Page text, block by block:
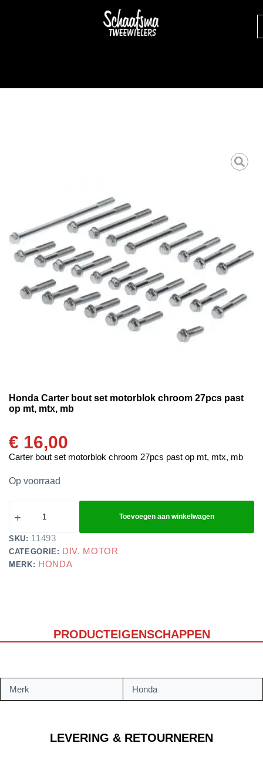
Honda Carter bout set motorblok chroom 27pcs past
op mt, mtx, mb
€ 16,00
Carter bout set motorblok chroom 27pcs past op mt, mtx, mb
Op voorraad
Toevoegen aan winkelwagen
SKU: 11493
CATEGORIE: DIV. MOTOR
MERK: HONDA
PRODUCTEIGENSCHAPPEN
LEVERING & RETOURNEREN
Merk Honda